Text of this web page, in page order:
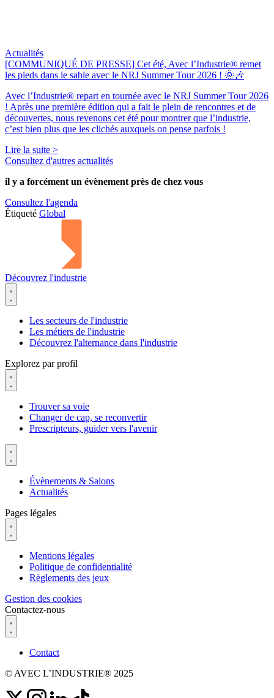
Actualités
[COMMUNIQUÉ DE PRESSE] Cet été, Avec l’Industrie® remet
les pieds dans le sable avec le NRJ Summer Tour 2026 ! 🌞🎶
Avec l’Industrie® repart en tournée avec le NRJ Summer Tour 2026
! Après une première édition qui a fait le plein de rencontres et de
découvertes, nous revenons cet été pour montrer que l’industrie,
c’est bien plus que les clichés auxquels on pense parfois !
Lire la suite >
Consultez d'autres actualités
il y a forcément un évènement près de chez vous
Consultez l'agenda
Étiqueté Global
Découvrez l'industrie
Les secteurs de l'industrie
Les métiers de l'industrie
Découvrez l'alternance dans l'industrie
Explorez par profil
Trouver sa voie
Changer de cap, se reconvertir
Prescripteurs, guider vers l'avenir
Évènements & Salons
Actualités
Pages légales
Mentions légales
Politique de confidentialité
Règlements des jeux
Gestion des cookies
Contactez-nous
Contact
© AVEC L’INDUSTRIE® 2025